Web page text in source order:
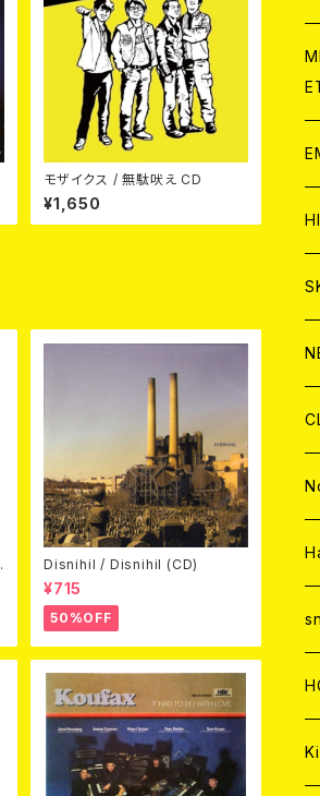
モザイクス / 無駄吠え CD
¥1,650
Disnihil / Disnihil (CD)
¥715
50%OFF